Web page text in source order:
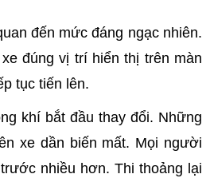
đến mức đáng ngạc nhiên.
đúng vị trí hiển thị trên màn
tục tiến lên.
khí bắt đầu thay đổi. Những
xe dần biến mất. Mọi người
nhiều hơn. Thi thoảng lại